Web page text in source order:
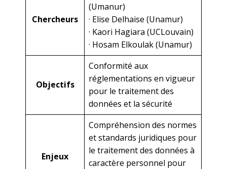
Chercheurs
(Umanur)
· Elise Delhaise (Unamur)
· Kaori Hagiara (UCLouvain)
· Hosam Elkoulak (Unamur)
Objectifs
Conformité aux
réglementations en vigueur
pour le traitement des
données et la sécurité
Enjeux
Compréhension des normes
et standards juridiques pour
le traitement des données à
caractère personnel pour